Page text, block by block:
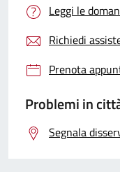
Leggi le
Richiedi
Prenota
Problemi in
Segnala